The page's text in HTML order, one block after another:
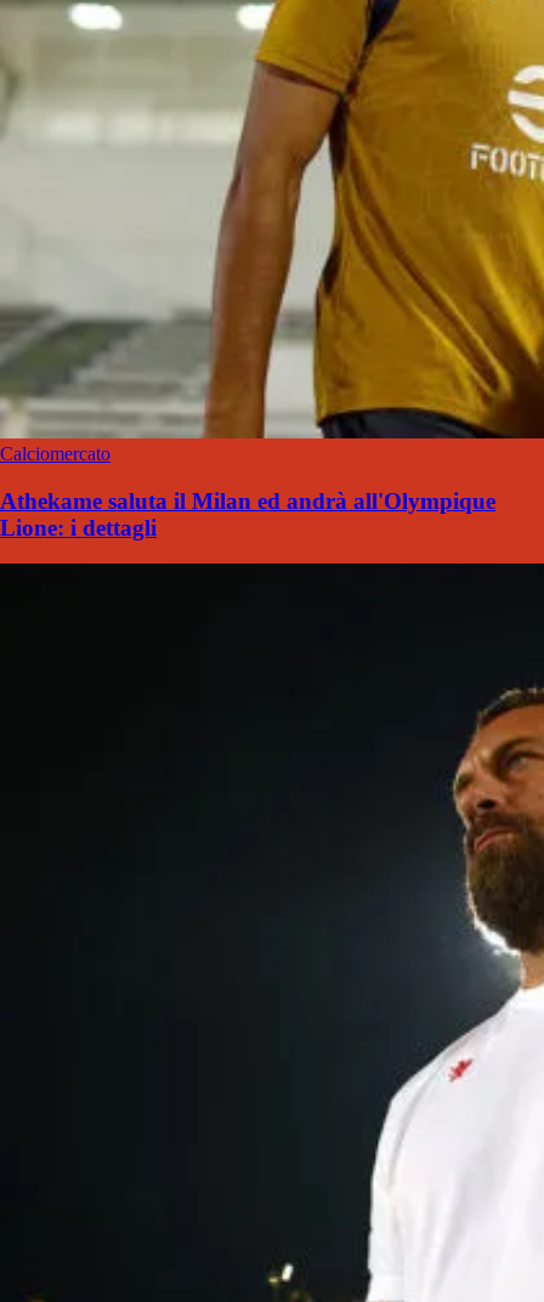
Calciomercato
Athekame saluta il Milan ed andrà all'Olympique
Lione: i dettagli